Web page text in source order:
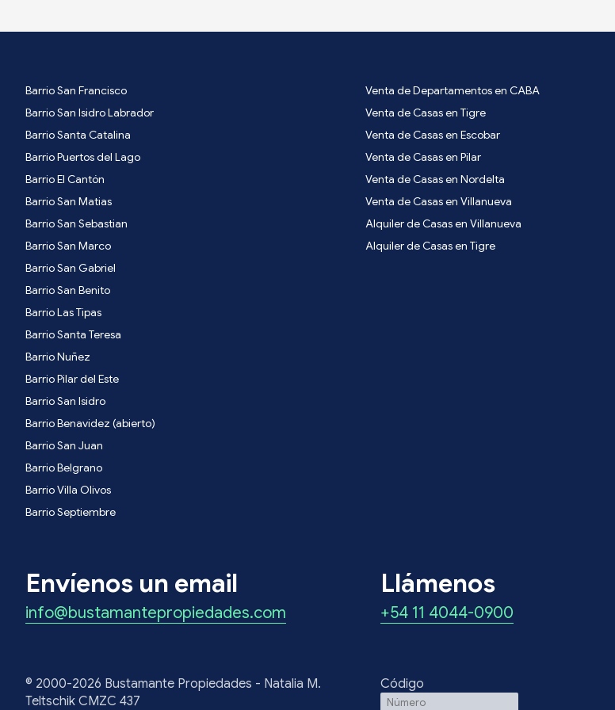
Barrio San Francisco
Barrio San Isidro Labrador
Barrio Santa Catalina
Barrio Puertos del Lago
Barrio El Cantón
Barrio San Matias
Barrio San Sebastian
Barrio San Marco
Barrio San Gabriel
Barrio San Benito
Barrio Las Tipas
Barrio Santa Teresa
Barrio Nuñez
Barrio Pilar del Este
Barrio San Isidro
Barrio Benavidez (abierto)
Barrio San Juan
Barrio Belgrano
Barrio Villa Olivos
Barrio Septiembre
Venta de Departamentos en CABA
Venta de Casas en Tigre
Venta de Casas en Escobar
Venta de Casas en Pilar
Venta de Casas en Nordelta
Venta de Casas en Villanueva
Alquiler de Casas en Villanueva
Alquiler de Casas en Tigre
Envíenos un email
info@bustamantepropiedades.com
Llámenos
+54 11 4044-0900
© 2000-2026 Bustamante Propiedades - Natalia M.
Teltschik CMZC 437
Código